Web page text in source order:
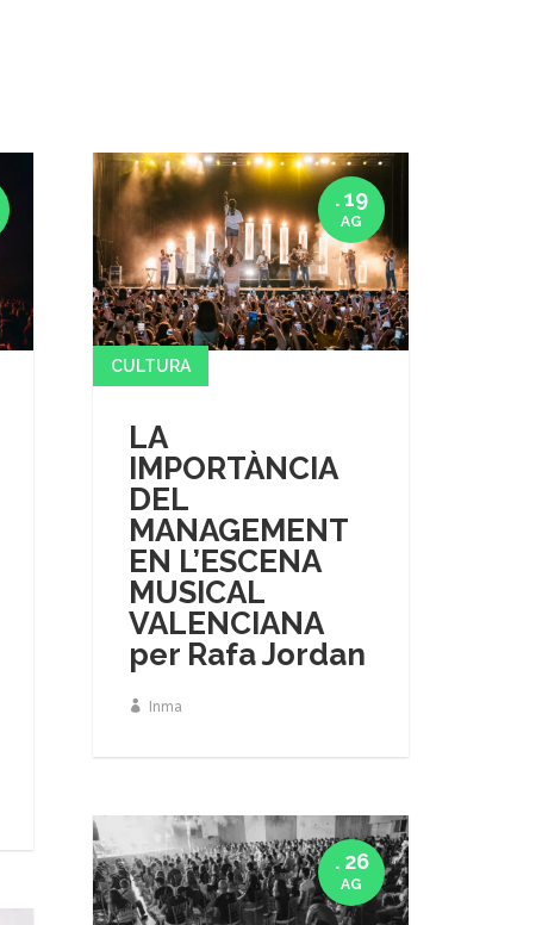
LA
IMPORTÀNCIA
DEL
MANAGEMENT
EN L’ESCENA
MUSICAL
VALENCIANA
per Rafa Jordan
CULTURA
Inma
. 19
AG
. 26
AG